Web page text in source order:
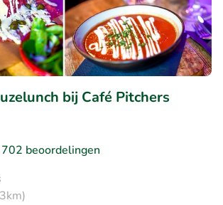
bij Café Pitchers
702 beoordelingen